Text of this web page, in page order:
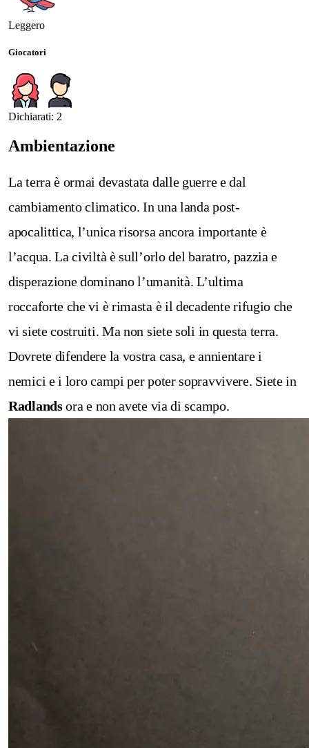
Leggero
Giocatori
Dichiarati: 2
Ambientazione
La terra è ormai devastata dalle guerre e dal
cambiamento climatico. In una landa post-
apocalittica, l’unica risorsa ancora importante è
l’acqua. La civiltà è sull’orlo del baratro, pazzia e
disperazione dominano l’umanità. L’ultima
roccaforte che vi è rimasta è il decadente rifugio che
vi siete costruiti. Ma non siete soli in questa terra.
Dovrete difendere la vostra casa, e annientare i
nemici e i loro campi per poter sopravvivere. Siete in
Radlandsora e non avete via di scampo.